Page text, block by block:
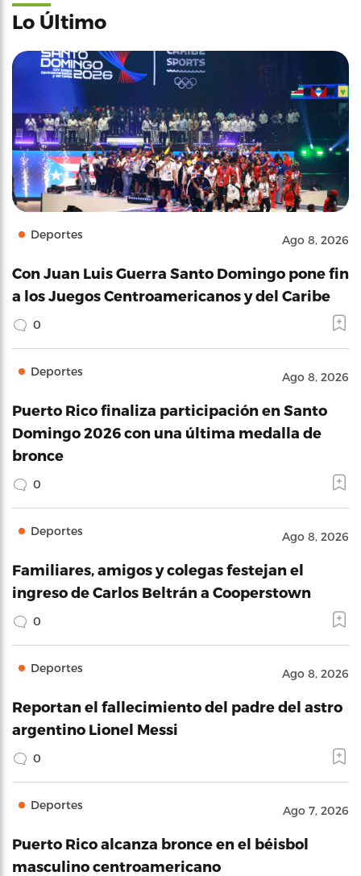
Lo Último
Deportes Ago 8, 2026
Con Juan Luis Guerra Santo Domingo pone fin
a los Juegos Centroamericanos y del Caribe
0
Deportes Ago 8, 2026
Puerto Rico finaliza participación en Santo
Domingo 2026 con una última medalla de
bronce
0
Deportes Ago 8, 2026
Familiares, amigos y colegas festejan el
ingreso de Carlos Beltrán a Cooperstown
0
Deportes Ago 8, 2026
Reportan el fallecimiento del padre del astro
argentino Lionel Messi
0
Deportes Ago 7, 2026
Puerto Rico alcanza bronce en el béisbol
masculino centroamericano